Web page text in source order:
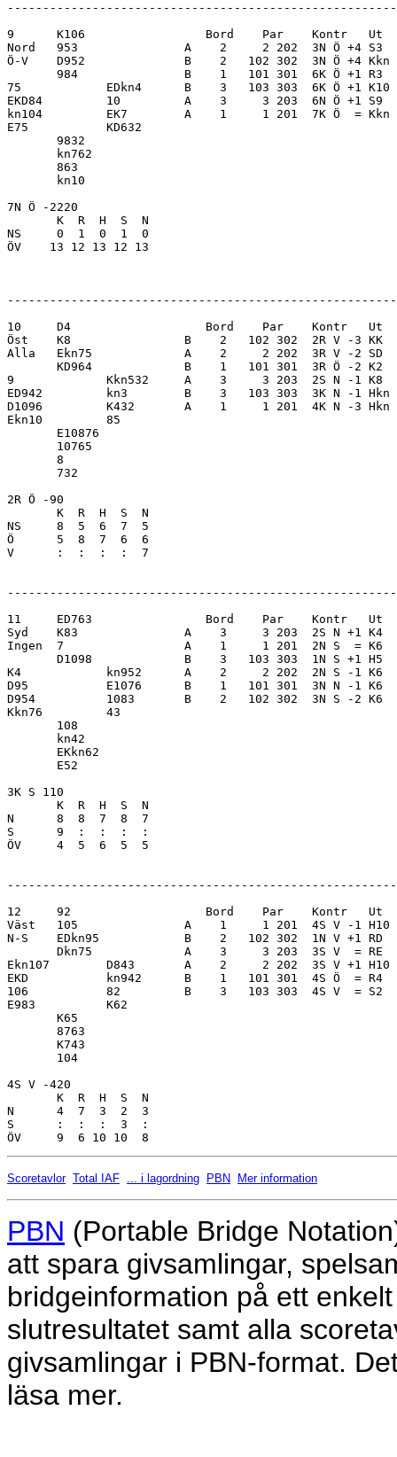
9      K106                 Bord    Par    Kontr   Ut
Nord   953               A    2     2 202  3N Ö +4 S3
Ö-V    D952              B    2   102 302  3N Ö +4
984               B    1   101 301  6K Ö +1 R3
75            EDkn4      B    3   103 303  6K Ö +1
EKD84         10         A    3     3 203  6N Ö +1 S9
kn104         EK7        A    1     1 201  7K Ö  = Kkn
E75           KD632
       9832
       kn762
       863
       kn10
7N Ö -2220
       K  R  H  S  N
NS     0  1  0  1  0
ÖV    13 12 13 12 13
10     D4                   Bord    Par    Kontr   Ut
Öst    K8                B    2   102 302  2R V -3 KK
Alla   Ekn75             A    2     2 202  3R V -2 SD
KD964             B    1   101 301  3R Ö -2 K2
9             Kkn532     A    3     3 203  2S N -1 K8
ED942         kn3        B    3   103 303  3K N -1
D1096         K432       A    1     1 201  4K N -3
Ekn10         85
       E10876
       10765
       8
       732
2R Ö -90
       K  R  H  S  N
NS     8  5  6  7  5
Ö      5  8  7  6  6
V      :  :  :  :  7
11     ED763                Bord    Par    Kontr   Ut
Syd    K83               A    3     3 203  2S N +1 K4
Ingen  7                 A    1     1 201  2N S  = K6
D1098             B    3   103 303  1N S +1 H5
K4            kn952      A    2     2 202  2N S -1 K6
D95           E1076      B    1   101 301  3N N -1
D954          1083       B    2   102 302  3N S -2 K6
Kkn76         43
       108
       kn42
       EKkn62
       E52
3K S 110
       K  R  H  S  N
N      8  8  7  8  7
S      9  :  :  :  :
ÖV     4  5  6  5  5
12     92                   Bord    Par    Kontr   Ut
Väst   105               A    1     1 201  4S V -1
N-S    EDkn95            B    2   102 302  1N V +1
Dkn75             A    3     3 203  3S V  = RE
Ekn107        D843       A    2     2 202  3S V +1
EKD           kn942      B    1   101 301  4S Ö  = R4
106           82         B    3   103 303  4S V  = S2
E983          K62
       K65
       8763
       K743
       104
4S V -420
       K  R  H  S  N
N      4  7  3  2  3
S      :  :  :  3  :
Scoretavlor Total IAF ... i lagordning PBN Mer information
PBN (Portable Bridge
att spara givsamlingar,
bridgeinformation på ett
slutresultatet samt alla
givsamlingar i PBN-format.
läsa mer.